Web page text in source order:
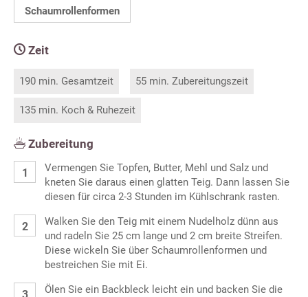
Schaumrollenformen
Zeit
190 min. Gesamtzeit 55 min. Zubereitungszeit
135 min. Koch & Ruhezeit
Zubereitung
Vermengen Sie Topfen, Butter, Mehl und Salz und
kneten Sie daraus einen glatten Teig. Dann lassen Sie
diesen für circa 2-3 Stunden im Kühlschrank rasten.
Walken Sie den Teig mit einem Nudelholz dünn aus
und radeln Sie 25 cm lange und 2 cm breite Streifen.
Diese wickeln Sie über Schaumrollenformen und
bestreichen Sie mit Ei.
Ölen Sie ein Backbleck leicht ein und backen Sie die